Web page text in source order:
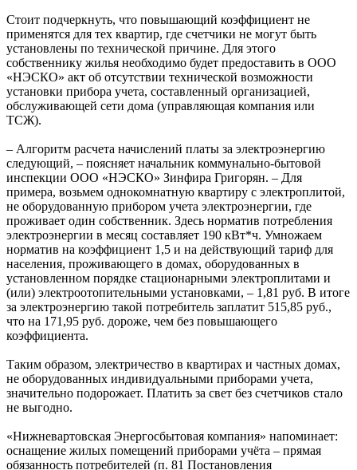
Стоит подчеркнуть, что повышающий коэффициент не
применятся для тех квартир, где счетчики не могут быть
установлены по технической причине. Для этого
собственнику жилья необходимо будет предоставить в ООО
«НЭСКО» акт об отсутствии технической возможности
установки прибора учета, составленный организацией,
обслуживающей сети дома (управляющая компания или
ТСЖ).
– Алгоритм расчета начислений платы за электроэнергию
следующий, – поясняет начальник коммунально-бытовой
инспекции ООО «НЭСКО» Зинфира Григорян. – Для
примера, возьмем однокомнатную квартиру с электроплитой,
не оборудованную прибором учета электроэнергии, где
проживает один собственник. Здесь норматив потребления
электроэнергии в месяц составляет 190 кВт*ч. Умножаем
норматив на коэффициент 1,5 и на действующий тариф для
населения, проживающего в домах, оборудованных в
установленном порядке стационарными электроплитами и
(или) электроотопительными установками, – 1,81 руб. В итоге
за электроэнергию такой потребитель заплатит 515,85 руб.,
что на 171,95 руб. дороже, чем без повышающего
коэффициента.
Таким образом, электричество в квартирах и частных домах,
не оборудованных индивидуальными приборами учета,
значительно подорожает. Платить за свет без счетчиков стало
не выгодно.
«Нижневартовская Энергосбытовая компания» напоминает:
оснащение жилых помещений приборами учёта – прямая
обязанность потребителей (п. 81 Постановления